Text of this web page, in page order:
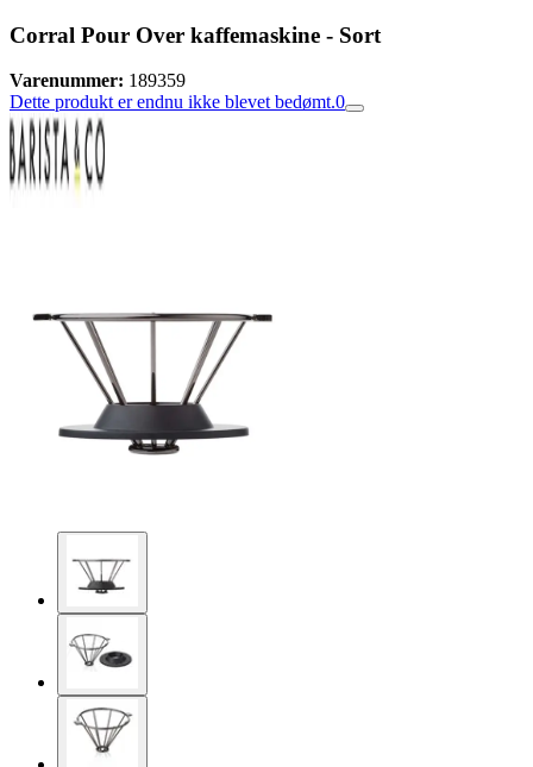
Corral Pour Over kaffemaskine - Sort
Varenummer: 189359
Dette produkt er endnu ikke blevet bedømt.0